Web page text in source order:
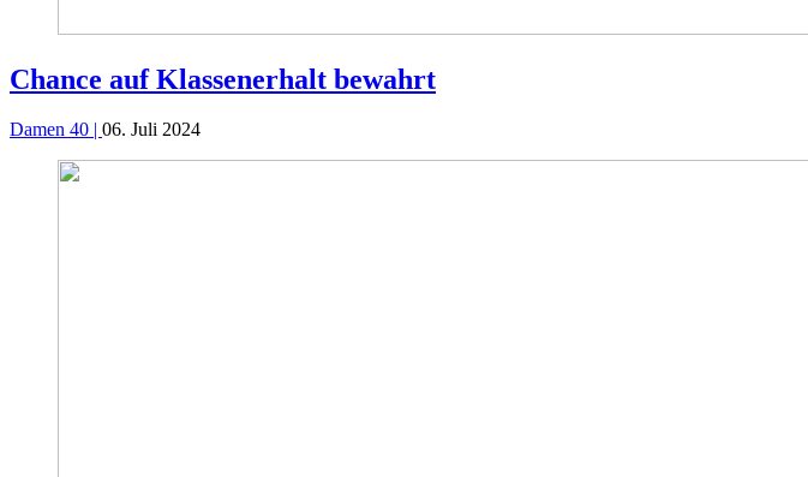
Chance auf Klassenerhalt bewahrt
Damen 40 | 06. Juli 2024